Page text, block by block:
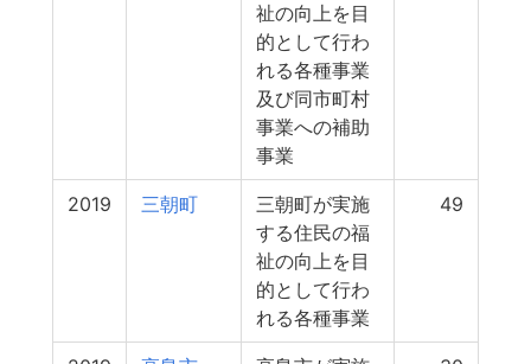
祉の向上を目
的として行わ
れる各種事業
及び同市町村
事業への補助
事業
2019 三朝町
三朝町が実施
する住民の福
祉の向上を目
的として行わ
れる各種事業
49